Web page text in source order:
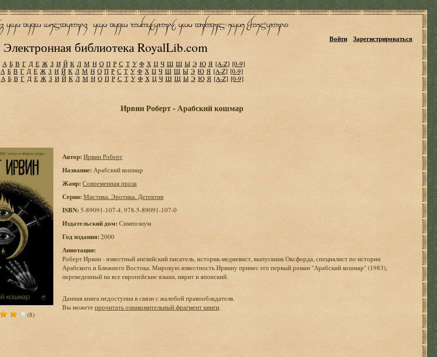
Электронная библиотека RoyalLib.com
Войти Зарегистрироваться
А Б В Г Д Е Ж З И Й К Л М Н О П Р С Т У Ф Х Ц Ч Ш Щ Ы Э Ю Я [A-Z] [0-9]
А Б В Г Д Е Ж З И Й К Л М Н О П Р С Т У Ф Х Ц Ч Ш Щ Ы Э Ю Я [A-Z] [0-9]
А Б В Г Д Е Ж З И Й К Л М Н О П Р С Т У Ф Х Ц Ч Ш Щ Ы Э Ю Я [A-Z] [0-9]
Ирвин Роберт - Арабский кошмар
(8)
Автор: Ирвин Роберт
Название: Арабский кошмар
Жанр: Современная проза
Серия: Мистика. Эротика. Детектив
ISBN:5-89091-107-4, 978-5-89091-107-0
Издательский дом: Симпозиум
Год издания: 2000
Аннотация:
Роберт Ирвин - известный английский писатель, историк-медиевист, выпускник Оксфорда, специалист по истории
Арабского и Ближнего Востока. Мировую известность Ирвину принес его первый роман "Арабский кошмар" (1983),
переведенный на все европейские языки, иврит и японский.
Данная книга недоступна в связи с жалобой правообладателя.
Вы можетепрочитать ознакомительный фрагмент книги.